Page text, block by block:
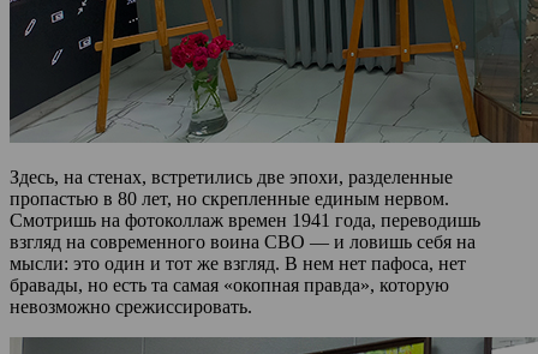
Здесь, на стенах, встретились две эпохи, разделенные
пропастью в 80 лет, но скрепленные единым нервом.
Смотришь на фотоколлаж времен 1941 года, переводишь
взгляд на современного воина СВО — и ловишь себя на
мысли: это один и тот же взгляд. В нем нет пафоса, нет
бравады, но есть та самая «окопная правда», которую
невозможно срежиссировать.